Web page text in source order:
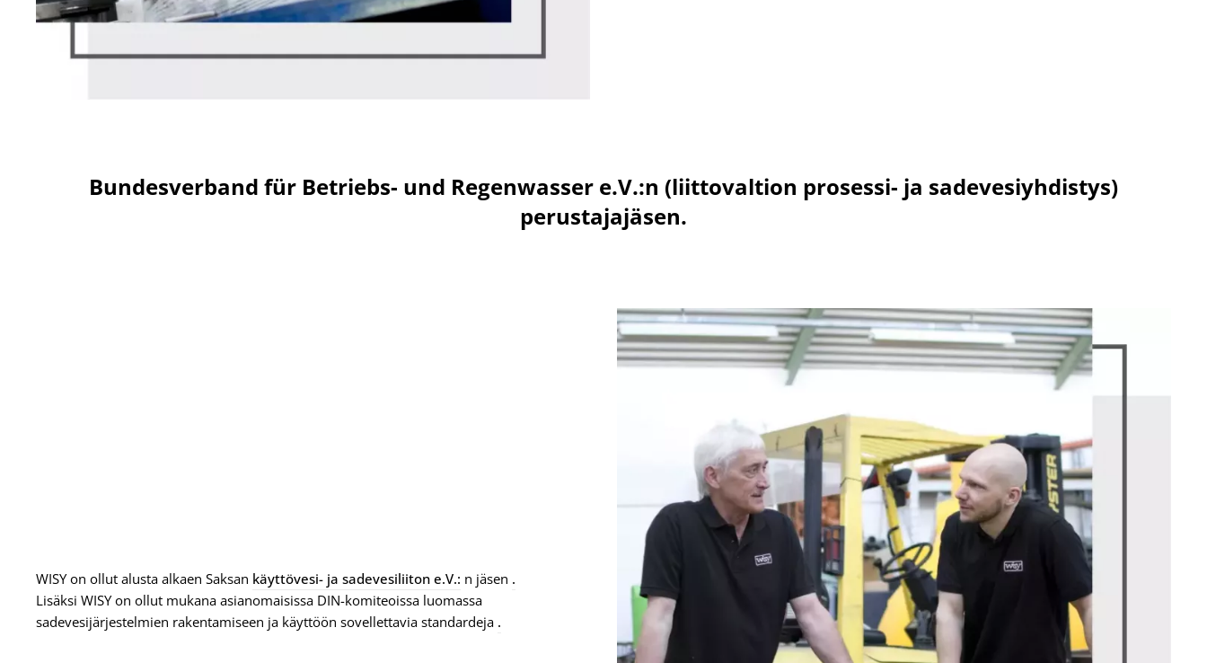
Bundesverband für Betriebs- und Regenwasser e.V.:n (liittovaltion prosessi- ja sadevesiyhdistys)
perustajajäsen.
WISY on ollut alusta alkaen Saksan käyttövesi- ja sadevesiliiton e.V.: n jäsen .
Lisäksi WISY on ollut mukana asianomaisissa DIN-komiteoissa luomassa
sadevesijärjestelmien rakentamiseen ja käyttöön sovellettavia standardeja .